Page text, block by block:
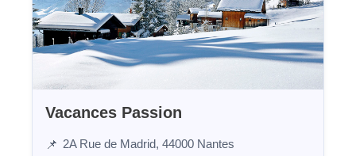
Vacances Passion
📌 2A Rue de Madrid, 44000 Nantes